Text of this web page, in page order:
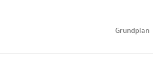
Grundplan